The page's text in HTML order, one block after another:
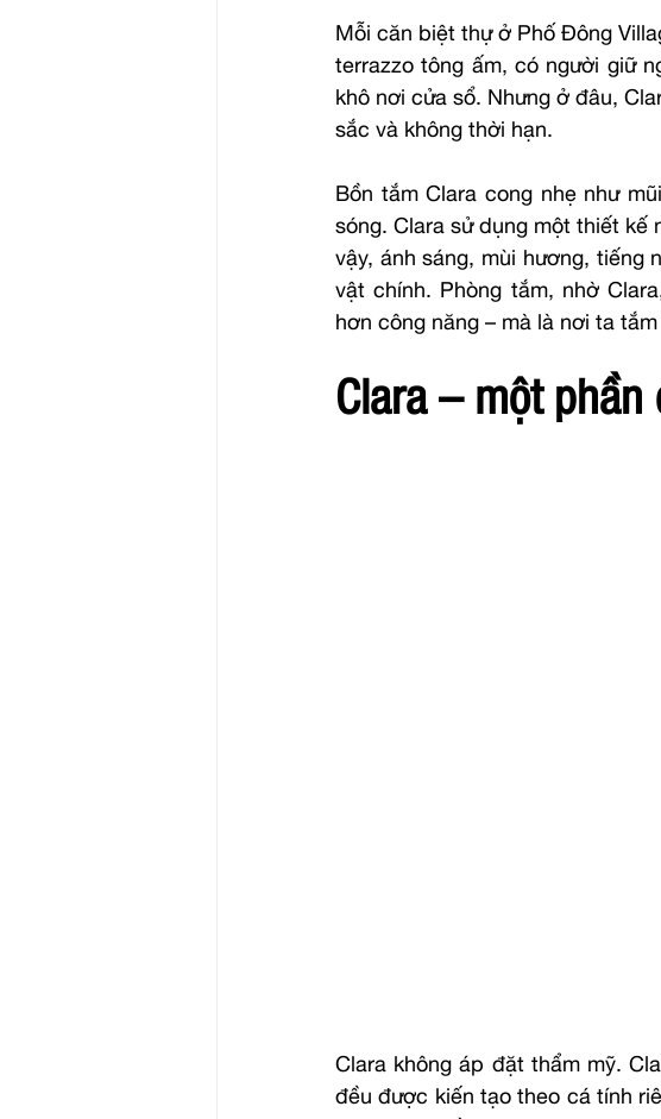
Mỗi căn biệt thự ở Phố Đông
terrazzo tông ấm, có người giữ
khô nơi cửa sổ. Nhưng ở đâu,
sắc và không thời hạn.
Bồn tắm Clara cong nhẹ như
sóng. Clara sử dụng một thiết kế
vậy, ánh sáng, mùi hương, tiếng
vật chính. Phòng tắm, nhờ
hơn công năng – mà là nơi ta
Clara – một phần
Clara không áp đặt thẩm mỹ.
đều được kiến tạo theo cá tính